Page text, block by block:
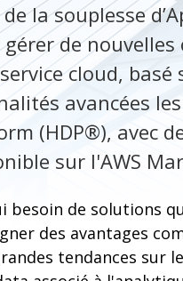
la souplesse
de
cloud,
avancées
(HDP®), avec
sur l'AWS
besoin de solutions
des avantages
tendances sur